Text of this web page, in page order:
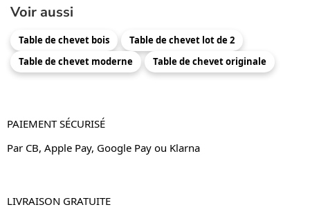
Voir aussi
Table de chevet bois
Table de chevet lot de 2
Table de chevet moderne
Table de chevet originale
PAIEMENT SÉCURISÉ
Par CB, Apple Pay, Google Pay ou Klarna
LIVRAISON GRATUITE